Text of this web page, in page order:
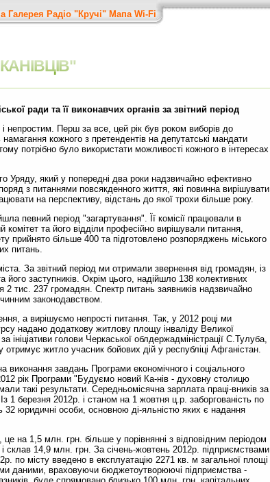
Галерея Радіо "Кручі" Мапа Wi-Fi
ради та її виконавчих органів за звітний період
непростим. Перш за все, цей рік був роком виборів до
кожного з претендентів на депутатські мандати
потрібно було використати можливості кожного в інтересах
Уряду, який у попередні два роки надзвичайно ефективно
з питаннями повсякденного життя, які повинна вирішувати
на перспективу, відстань до якої трохи більше року.
певний період "загартування". Її комісії працювали в
та його відділи професійно вирішували питання,
прийнято більше 400 та підготовлено розпоряджень міського
питань.
За звітний період ми отримали звернення від громадян, із
заступників. Окрім цього, надійшло 138 колективних
тис. 237 громадян. Спектр питань заявників надзвичайно
законодавством.
а вирішуємо непрості питання. Так, у 2012 році ми
надано додаткову житлову площу інваліду Великої
ініціативи голови Черкаської облдержадміністрації С.Тулуба,
житло учасник бойових дій у республіці Афганістан.
завдань Програми економічного і соціального
рік Програми "Будуємо новий Ка-нів - духовну столицю
такі результати. Середньомісячна зарплата праці-вників за
1 березня 2012р. і станом на 1 жовтня ц.р. заборгованість по
32 юридичні особи, основною ді-яльністю яких є надання
на 1,5 млн. грн. більше у порівнянні з відповідним періодом
склав 14,9 млн. грн. За січень-жовтень 2012р. підприємствами
по місту введено в експлуатацію 2271 кв. м загальної площі
даними, враховуючи бюджетоутворюючі підприємства -